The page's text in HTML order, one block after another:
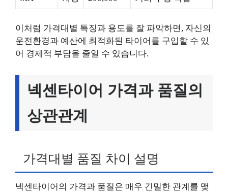
이처럼 가격대별 특징과 용도를 잘 파악하면, 자신의
운전환경과 예산에 최적화된 타이어를 구입할 수 있
어 경제적 부담을 줄일 수 있습니다.
넥센타이어 가격과 품질의
상관관계
가격대별 품질 차이 설명
넥센타이어의 가격과 품질은 매우 긴밀한 관계를 맺